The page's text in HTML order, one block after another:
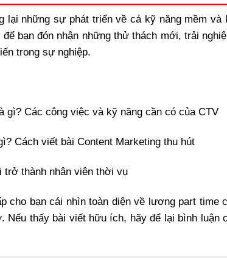
lại những sự phát triển về cả kỹ năng mềm
bạn đón nhận những thử thách mới, trải
trong sự nghiệp.
gì? Các công việc và kỹ năng cần có của CTV
Cách viết bài Content Marketing thu hút
trở thành nhân viên thời vụ
cho bạn cái nhìn toàn diện về lương part time
Nếu thấy bài viết hữu ích, hãy để lại bình luận